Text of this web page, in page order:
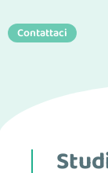
Contattaci